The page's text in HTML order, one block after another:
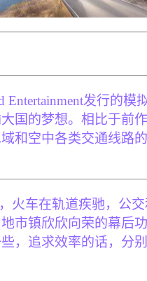
Entertainment发行
国的梦想。相比于
和空中各类交通线路
火车在轨道疾驰，公
市镇欣欣向荣的幕
，追求效率的话，